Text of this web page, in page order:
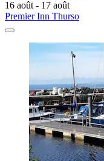
16 août - 17 août
Premier Inn Thurso